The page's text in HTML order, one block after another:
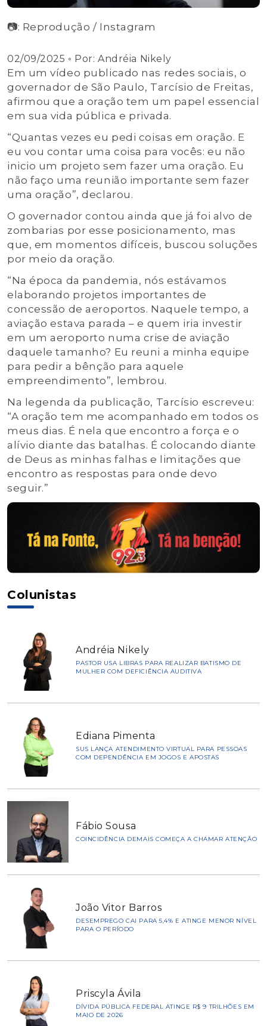
📷: Reprodução / Instagram
02/09/2025 ◦ Por:Andréia Nikely
Em um vídeo publicado nas redes sociais, o
governador de São Paulo, Tarcísio de Freitas,
afirmou que a oração tem um papel essencial
em sua vida pública e privada.
“Quantas vezes eu pedi coisas em oração. E
eu vou contar uma coisa para vocês: eu não
inicio um projeto sem fazer uma oração. Eu
não faço uma reunião importante sem fazer
uma oração”, declarou.
O governador contou ainda que já foi alvo de
zombarias por esse posicionamento, mas
que, em momentos difíceis, buscou soluções
por meio da oração.
“Na época da pandemia, nós estávamos
elaborando projetos importantes de
concessão de aeroportos. Naquele tempo, a
aviação estava parada – e quem iria investir
em um aeroporto numa crise de aviação
daquele tamanho? Eu reuni a minha equipe
para pedir a bênção para aquele
empreendimento”, lembrou.
Na legenda da publicação, Tarcísio escreveu:
“A oração tem me acompanhado em todos os
meus dias. É nela que encontro a força e o
alívio diante das batalhas. É colocando diante
de Deus as minhas falhas e limitações que
encontro as respostas para onde devo
seguir.”
Colunistas
Andréia Nikely
PASTOR USA LIBRAS PARA REALIZAR BATISMO DE
MULHER COM DEFICIÊNCIA AUDITIVA
Ediana Pimenta
SUS LANÇA ATENDIMENTO VIRTUAL PARA PESSOAS
COM DEPENDÊNCIA EM JOGOS E APOSTAS
Fábio Sousa
COINCIDÊNCIA DEMAIS COMEÇA A CHAMAR ATENÇÃO
João Vitor Barros
DESEMPREGO CAI PARA 5,4% E ATINGE MENOR NÍVEL
PARA O PERÍODO
Priscyla Ávila
DÍVIDA PÚBLICA FEDERAL ATINGE R$ 9 TRILHÕES EM
MAIO DE 2026